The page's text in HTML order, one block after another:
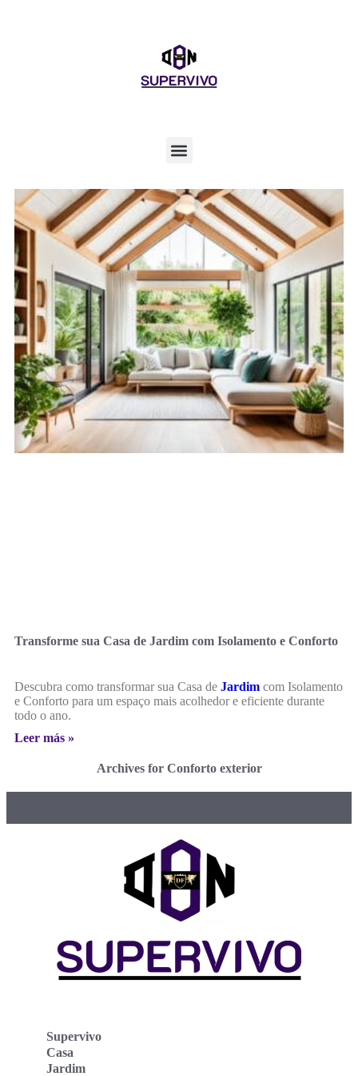
Transforme sua Casa de Jardim com Isolamento e Conforto
Descubra como transformar sua Casa de Jardim com Isolamento
e Conforto para um espaço mais acolhedor e eficiente durante
todo o ano.
Leer más »
Archives for Conforto exterior
Supervivo
Casa
Jardim